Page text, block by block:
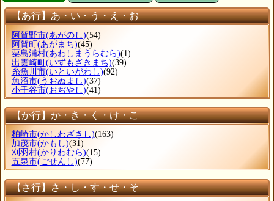
【あ行】あ・い・う・え・お
阿賀野市(あがのし)(54)
阿賀町(あがまち)(45)
粟島浦村(あわしまうらむら)(1)
出雲崎町(いずもざきまち)(39)
糸魚川市(いといがわし)(92)
魚沼市(うおぬまし)(37)
小千谷市(おぢやし)(41)
【か行】か・き・く・け・こ
柏崎市(かしわざきし)(163)
加茂市(かもし)(31)
刈羽村(かりわむら)(15)
五泉市(ごせんし)(77)
【さ行】さ・し・す・せ・そ